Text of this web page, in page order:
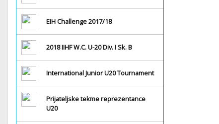
EIH Challenge 2017/18
2018 IIHF W.C. U-20 Div. I Sk. B
International Junior U20 Tournament
Prijateljske tekme reprezentance
U20